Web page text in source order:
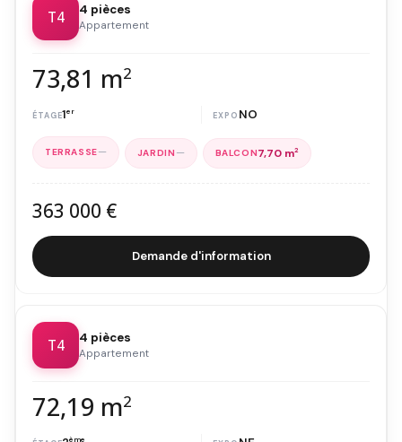
T4 4 pièces
Appartement
73,81 m2
1er NO
— — 7,70 m2
363 000 €
Demande d'information
T4 4 pièces
Appartement
72,19 m2
ème